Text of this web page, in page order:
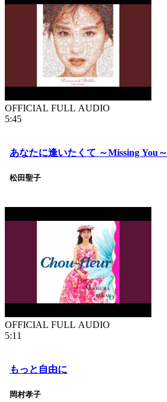
OFFICIAL FULL AUDIO
5:45
あなたに逢いたくて ～Missing You～
松田聖子
OFFICIAL FULL AUDIO
5:11
もっと自由に
岡村孝子